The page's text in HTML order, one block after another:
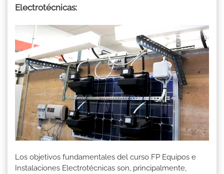
Electrotécnicas:
Los objetivos fundamentales del curso FP Equipos e
Instalaciones Electrotécnicas son, principalmente,